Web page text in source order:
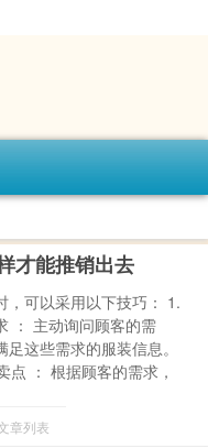
才能推销出去
，可以采用以下技巧： 1.
： 主动询问顾客的需
这些需求的服装信息。
点 ： 根据顾客的需求，
章列表